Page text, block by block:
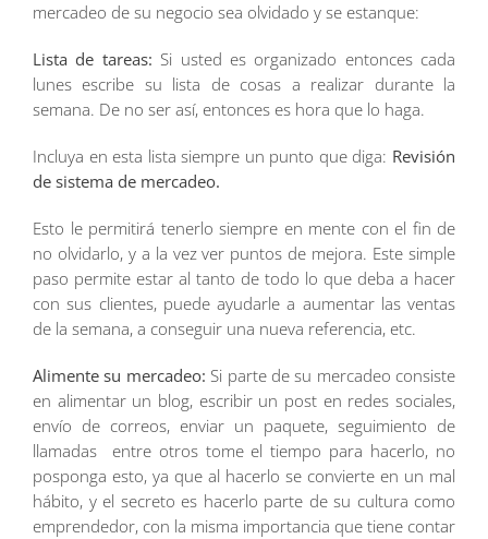
mercadeo de su negocio sea olvidado y se estanque:
Lista de tareas: Si usted es organizado entonces cada
lunes escribe su lista de cosas a realizar durante la
semana. De no ser así, entonces es hora que lo haga.
Incluya en esta lista siempre un punto que diga: Revisión
de sistema de mercadeo.
Esto le permitirá tenerlo siempre en mente con el fin de
no olvidarlo, y a la vez ver puntos de mejora. Este simple
paso permite estar al tanto de todo lo que deba a hacer
con sus clientes, puede ayudarle a aumentar las ventas
de la semana, a conseguir una nueva referencia, etc.
Alimente su mercadeo: Si parte de su mercadeo consiste
en alimentar un blog, escribir un post en redes sociales,
envío de correos, enviar un paquete, seguimiento de
llamadas entre otros tome el tiempo para hacerlo, no
posponga esto, ya que al hacerlo se convierte en un mal
hábito, y el secreto es hacerlo parte de su cultura como
emprendedor, con la misma importancia que tiene contar